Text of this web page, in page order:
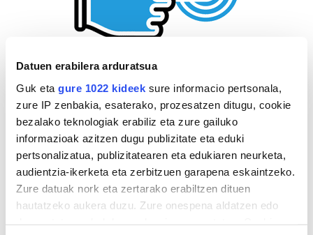
Datuen erabilera arduratsua
Guk eta gure 1022 kideek sure informacio pertsonala,
zure IP zenbakia, esaterako, prozesatzen ditugu, cookie
bezalako teknologiak erabiliz eta zure gailuko
informazioak azitzen dugu publizitate eta eduki
pertsonalizatua, publizitatearen eta edukiaren neurketa,
audientzia-ikerketa eta zerbitzuen garapena eskaintzeko.
Zure datuak nork eta zertarako erabiltzen dituen
hautatzeko aukera duzu. Zure onespena aldatzen edo